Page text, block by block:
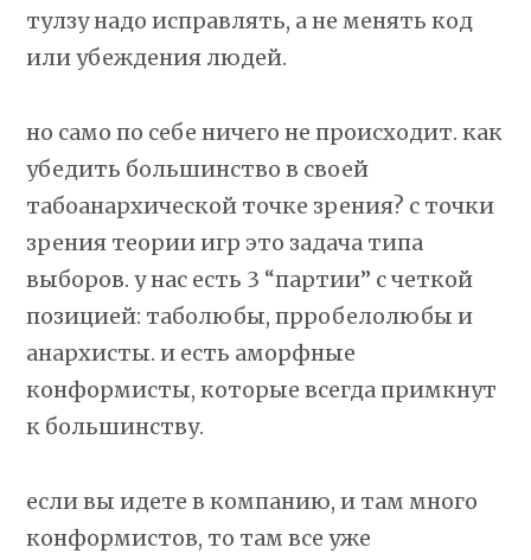
тулзу надо исправлять, а не менять код
или убеждения людей.
но само по себе ничего не происходит. как
убедить большинство в своей
табоанархической точке зрения? с точки
зрения теории игр это задача типа
выборов. у нас есть 3 “партии” с четкой
позицией: таболюбы, прробелолюбы и
анархисты. и есть аморфные
конформисты, которые всегда примкнут
к большинству.
если вы идете в компанию, и там много
конформистов, то там все уже